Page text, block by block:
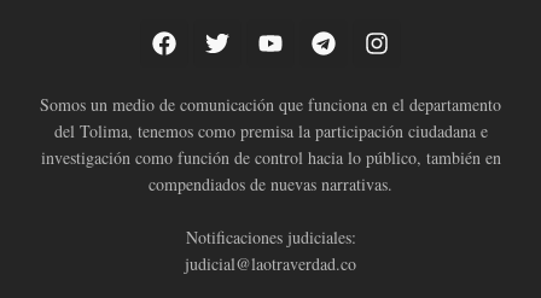
Somos un medio de comunicación que funciona en el departamento
del Tolima, tenemos como premisa la participación ciudadana e
investigación como función de control hacia lo público, también en
compendiados de nuevas narrativas.
Notificaciones judiciales:
judicial@laotraverdad.co